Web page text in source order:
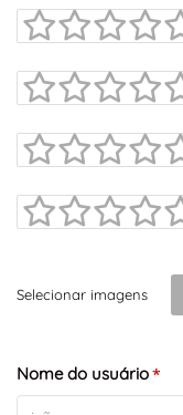
+-
Leaflet
Selecionar imagens
Nome do usuário*